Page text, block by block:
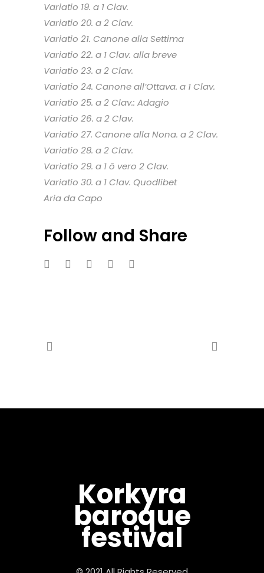
Variatio 19. a 1 Clav.
Variatio 20. a 2 Clav.
Variatio 21. Canone alla Settima
Variatio 22. a 1 Clav. alla breve
Variatio 23. a 2 Clav.
Variatio 24. Canone all’Ottava. a 1 Clav.
Variatio 25. a 2 Clav.: Adagio
Variatio 26. a 2 Clav.
Variatio 27. Canone alla Nona. a 2 Clav.
Variatio 28. a 2 Clav.
Variatio 29. a 1 ô vero 2 Clav.
Variatio 30. a 1 Clav. Quodlibet
Aria da Capo
Follow and Share
Korkyra
baroque
festival